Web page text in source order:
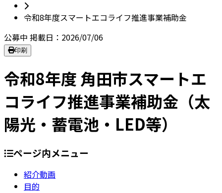
令和8年度スマートエコライフ推進事業補助金
公募中 掲載日：2026/07/06
印刷
令和8年度 角田市スマートエ
コライフ推進事業補助金（太
陽光・蓄電池・LED等）
ページ内メニュー
紹介動画
目的